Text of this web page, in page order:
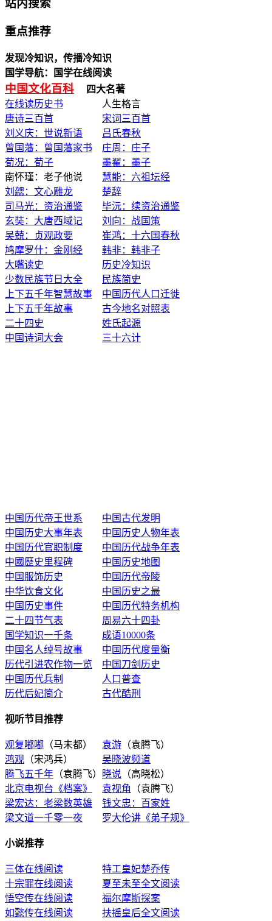
站内搜索
重点推荐
发现冷知识，传播冷知识
国学导航：国学在线阅读
中国文化百科
四大名著
在线读历史书 人生格言
唐诗三百首
宋词三百首
刘义庆：世说新语
吕氏春秋
曾国藩：曾国藩家书
庄周：庄子
荀况：荀子
墨翟：墨子
南怀瑾：老子他说 慧能：六祖坛经
刘勰：文心雕龙
楚辞
司马光：资治通鉴
毕沅：续资治通鉴
玄奘：大唐西域记
刘向：战国策
吴兢：贞观政要
崔鸿：十六国春秋
鸠摩罗什：金刚经
韩非：韩非子
大嘴读史
历史冷知识
少数民族节日大全
民族简史
上下五千年智慧故事
中国历代人口迁徙
上下五千年故事
古今地名对照表
二十四史
姓氏起源
中国诗词大会
三十六计
中国历代帝王世系
中国古代发明
中国历史大事年表
中国历史人物年表
中国历代官职制度
中国历代战争年表
中國歷史里程碑
中国历史地图
中国服饰历史
中国历代帝陵
中华饮食文化
中国历史之最
中国历史事件
中国历代特务机构
二十四节气表
周易六十四卦
国学知识一千条
成语10000条
中国名人绰号故事
中国历代度量衡
历代引进农作物一览
中国刀剑历史
中国历代兵制
人口普查
历代后妃简介
古代酷刑
视听节目推荐
观复嘟嘟 （马未都） 袁游 （袁腾飞）
鸿观 （宋鸿兵） 吴晓波频道
腾飞五千年 （袁腾飞） 晓说 （高晓松）
北京电视台《档案》
袁视角
（袁腾飞）
梁宏达：老梁数英雄
钱文忠：百家姓
梁文道一千零一夜
罗大伦讲《弟子规》
小说推荐
三体在线阅读
特工皇妃楚乔传
十宗罪在线阅读
夏至未至全文阅读
悟空传在线阅读
福尔摩斯探案
如懿传在线阅读
扶摇皇后全文阅读